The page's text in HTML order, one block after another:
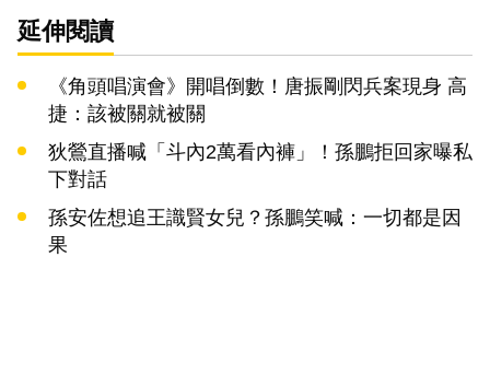
延伸閱讀
《角頭唱演會》開唱倒數！唐振剛閃兵案現身 高
捷：該被關就被關
狄鶯直播喊「斗內2萬看內褲」！孫鵬拒回家曝私
下對話
孫安佐想追王識賢女兒？孫鵬笑喊：一切都是因
果